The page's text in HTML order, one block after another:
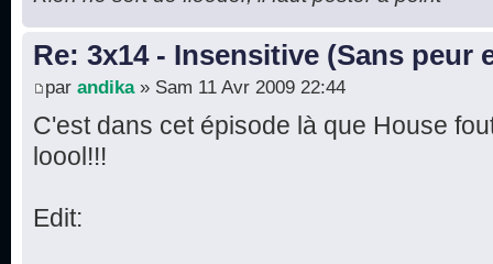
Re: 3x14 - Insensitive (Sans peur
par andika» Sam 11 Avr 2009 22:44
C'est dans cet épisode là que House
loool!!!
Edit: